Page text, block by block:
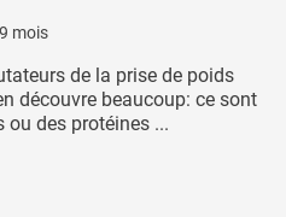
mois
de la prise de poids
découvre beaucoup: ce sont
ou des protéines ...